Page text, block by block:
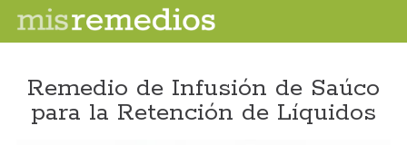
Remedio de Infusión de Saúco
para la Retención de Líquidos